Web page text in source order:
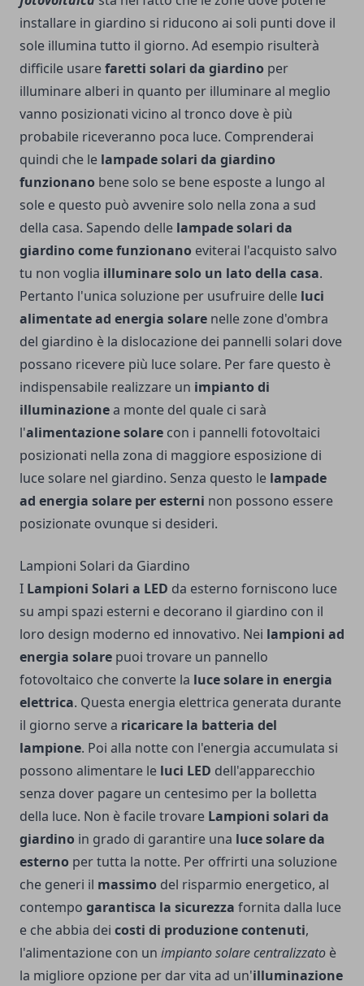
installare in giardino si riducono ai soli punti dove il
sole illumina tutto il giorno. Ad esempio risulterà
difficile usarefaretti solari da giardino per
illuminare alberi in quanto per illuminare al meglio
vanno posizionati vicino al tronco dove è più
probabile riceveranno poca luce. Comprenderai
quindi che le lampade solari da giardino
funzionano bene solo se bene esposte a lungo al
sole e questo può avvenire solo nella zona a sud
della casa. Sapendo delle lampade solari da
giardino come funzionano eviterai l'acquisto salvo
tu non voglia illuminare solo un lato della casa.
Pertanto l'unica soluzione per usufruire delle luci
alimentate ad energia solare nelle zone d'ombra
del giardino è la dislocazione dei pannelli solari dove
possano ricevere più luce solare. Per fare questo è
indispensabile realizzare un impianto di
illuminazionea monte del quale ci sarà
l'alimentazione solare con i pannelli fotovoltaici
posizionati nella zona di maggiore esposizione di
luce solare nel giardino. Senza questo le lampade
ad energia solare per esterni non possono essere
posizionate ovunque si desideri.
Lampioni Solari da Giardino
I Lampioni Solari a LED da esterno forniscono luce
su ampi spazi esterni e decorano il giardino con il
loro design moderno ed innovativo. Nei lampioni ad
energia solare puoi trovare un pannello
fotovoltaico che converte la luce solare in energia
elettrica. Questa energia elettrica generata durante
il giorno serve a ricaricare la batteria del
lampione. Poi alla notte con l'energia accumulata si
possono alimentare le luci LED dell'apparecchio
senza dover pagare un centesimo per la bolletta
della luce. Non è facile trovare Lampioni solari da
giardino in grado di garantire una luce solare da
esterno per tutta la notte. Per offrirti una soluzione
che generi il massimo del risparmio energetico, al
contempo garantisca la sicurezza fornita dalla luce
e che abbia dei costi di produzione contenuti,
l'alimentazione con un impianto solare centralizzato è
la migliore opzione per dar vita ad un'illuminazione